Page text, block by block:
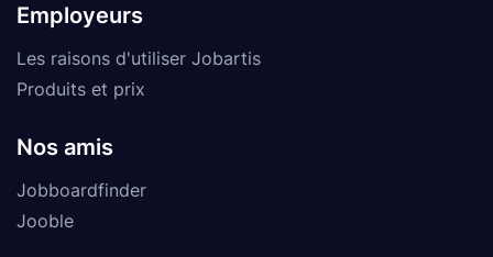
Employeurs
Les raisons d'utiliser Jobartis
Produits et prix
Nos amis
Jobboardfinder
Jooble